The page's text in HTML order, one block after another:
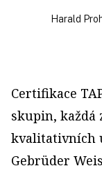
Harald
Certifikace
skupin, každá
kvalitativních
Gebrüder